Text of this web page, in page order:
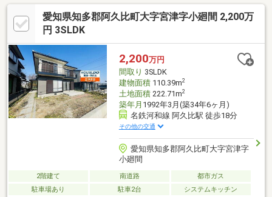
Ｋに変更可能です。--周辺環境のポイント--・緑豊かな住宅地で周
辺の交通量も少なめな落ち着いた環境。・陽なたの丘東公園まで
徒歩２分とお子様の遊び場にも最適。・宮津保育園が徒歩１１分
愛知県知多郡阿久比町大字宮津字小廻間 2,200万
円 3SLDK
2,200万円
間取り 3SLDK
建物面積110.39m2
土地面積222.71m2
築年月 1992年3月(築34年6ヶ月)
名鉄河和線 阿久比駅 徒歩18分
その他の交通
愛知県知多郡阿久比町大字宮津字
小廻間
2階建て 南道路
都市ガス
駐車場あり
駐車2台 システムキッチン